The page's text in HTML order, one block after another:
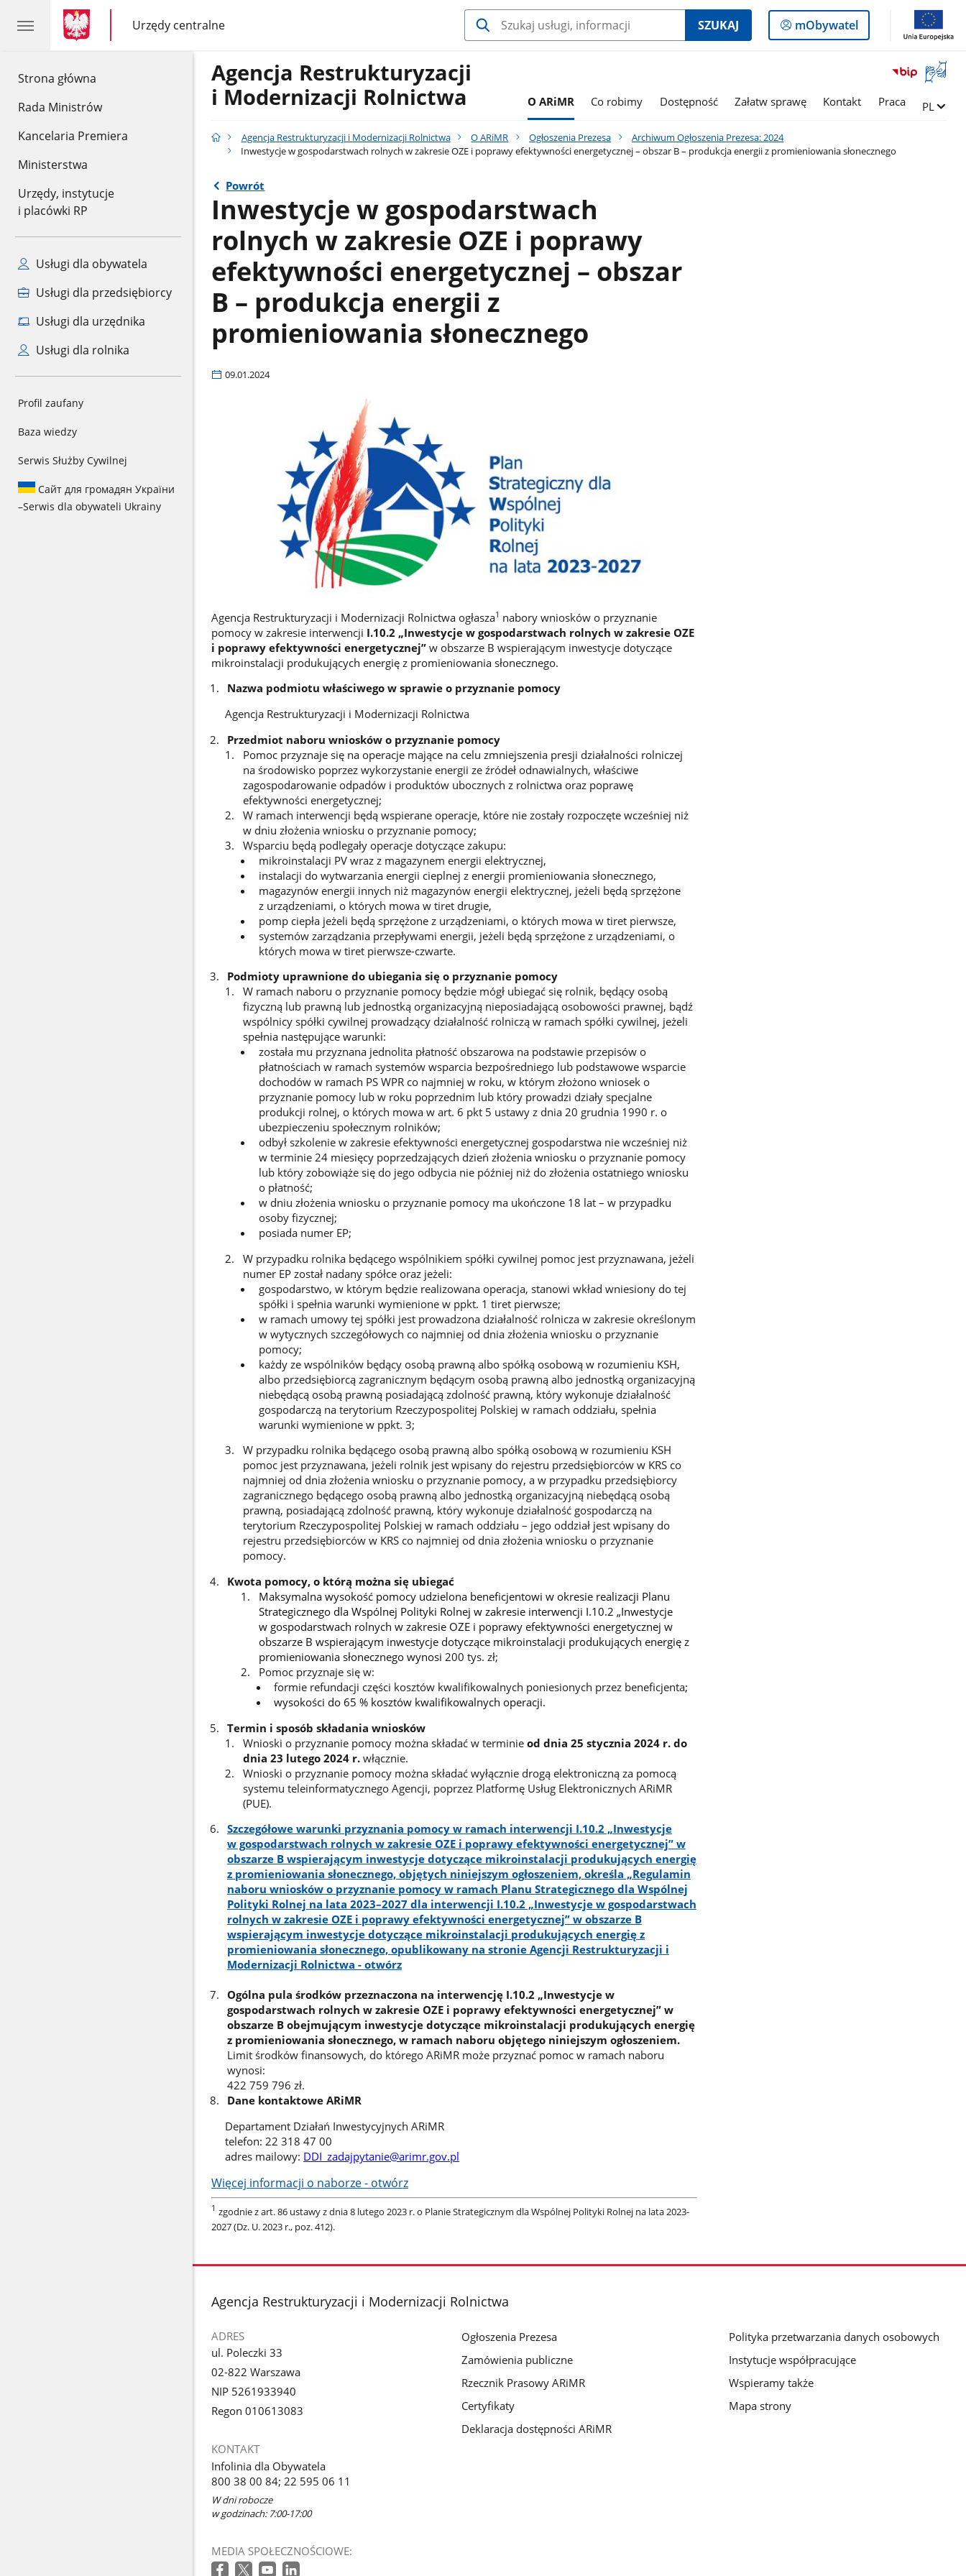
Strona główna
Rada Ministrów
Kancelaria Premiera
Ministerstwa
Urzędy, instytucje
i placówki RP
Usługi dla obywatela
Usługi dla przedsiębiorcy
Usługi dla urzędnika
Usługi dla rolnika
Profil zaufany
Baza wiedzy
Serwis Służby Cywilnej
Сайт для громадян України
–Serwis dla obywateli Ukrainy
gov.pl
gov.pl
Urzędy centralne
gov.pl
Urzędy
centralne
SZUKAJ
Logowanie
do
mObywatel
Otwórz
okno
Agencja Restrukturyzacji
i Modernizacji Rolnictwa
O ARiMR Co robimy Dostępność Załatw sprawę Kontakt Praca Zmień
PL
Agencja Restrukturyzacji i Modernizacji Rolnictwa O ARiMR Ogłoszenia Prezesa
Archiwum Ogłoszenia Prezesa: 2024
Inwestycje w gospodarstwach rolnych w zakresie OZE i poprawy efektywności energetycznej – obszar B – produkcja energii z promieniowania słonecznego
Powrót
Inwestycje w gospodarstwach
rolnych w zakresie OZE i poprawy
efektywności energetycznej – obszar
B – produkcja energii z
promieniowania słonecznego
09.01.2024
Agencja Restrukturyzacji i Modernizacji Rolnictwa ogłasza1 nabory wniosków o przyznanie
pomocy w zakresie interwencji I.10.2 „Inwestycje w gospodarstwach rolnych w zakresie OZE
i poprawy efektywności energetycznej” w obszarze B wspierającym inwestycje dotyczące
mikroinstalacji produkujących energię z promieniowania słonecznego.
Nazwa podmiotu właściwego w sprawie o przyznanie pomocy
Agencja Restrukturyzacji i Modernizacji Rolnictwa
Przedmiot naboru wniosków o przyznanie pomocy
Pomoc przyznaje się na operacje mające na celu zmniejszenia presji działalności rolniczej
na środowisko poprzez wykorzystanie energii ze źródeł odnawialnych, właściwe
zagospodarowanie odpadów i produktów ubocznych z rolnictwa oraz poprawę
efektywności energetycznej;
W ramach interwencji będą wspierane operacje, które nie zostały rozpoczęte wcześniej niż
w dniu złożenia wniosku o przyznanie pomocy;
Wsparciu będą podlegały operacje dotyczące zakupu:
mikroinstalacji PV wraz z magazynem energii elektrycznej,
instalacji do wytwarzania energii cieplnej z energii promieniowania słonecznego,
magazynów energii innych niż magazynów energii elektrycznej, jeżeli będą sprzężone
z urządzeniami, o których mowa w tiret drugie,
pomp ciepła jeżeli będą sprzężone z urządzeniami, o których mowa w tiret pierwsze,
systemów zarządzania przepływami energii, jeżeli będą sprzężone z urządzeniami, o
których mowa w tiret pierwsze-czwarte.
Podmioty uprawnione do ubiegania się o przyznanie pomocy
W ramach naboru o przyznanie pomocy będzie mógł ubiegać się rolnik, będący osobą
fizyczną lub prawną lub jednostką organizacyjną nieposiadającą osobowości prawnej, bądź
wspólnicy spółki cywilnej prowadzący działalność rolniczą w ramach spółki cywilnej, jeżeli
spełnia następujące warunki:
została mu przyznana jednolita płatność obszarowa na podstawie przepisów o
płatnościach w ramach systemów wsparcia bezpośredniego lub podstawowe wsparcie
dochodów w ramach PS WPR co najmniej w roku, w którym złożono wniosek o
przyznanie pomocy lub w roku poprzednim lub który prowadzi działy specjalne
produkcji rolnej, o których mowa w art. 6 pkt 5 ustawy z dnia 20 grudnia 1990 r. o
ubezpieczeniu społecznym rolników;
odbył szkolenie w zakresie efektywności energetycznej gospodarstwa nie wcześniej niż
w terminie 24 miesięcy poprzedzających dzień złożenia wniosku o przyznanie pomocy
lub który zobowiąże się do jego odbycia nie później niż do złożenia ostatniego wniosku
o płatność;
w dniu złożenia wniosku o przyznanie pomocy ma ukończone 18 lat – w przypadku
osoby fizycznej;
posiada numer EP;
W przypadku rolnika będącego wspólnikiem spółki cywilnej pomoc jest przyznawana, jeżeli
numer EP został nadany spółce oraz jeżeli:
gospodarstwo, w którym będzie realizowana operacja, stanowi wkład wniesiony do tej
spółki i spełnia warunki wymienione w ppkt. 1 tiret pierwsze;
w ramach umowy tej spółki jest prowadzona działalność rolnicza w zakresie określonym
w wytycznych szczegółowych co najmniej od dnia złożenia wniosku o przyznanie
pomocy;
każdy ze wspólników będący osobą prawną albo spółką osobową w rozumieniu KSH,
albo przedsiębiorcą zagranicznym będącym osobą prawną albo jednostką organizacyjną
niebędącą osobą prawną posiadającą zdolność prawną, który wykonuje działalność
gospodarczą na terytorium Rzeczypospolitej Polskiej w ramach oddziału, spełnia
warunki wymienione w ppkt. 3;
W przypadku rolnika będącego osobą prawną albo spółką osobową w rozumieniu KSH
pomoc jest przyznawana, jeżeli rolnik jest wpisany do rejestru przedsiębiorców w KRS co
najmniej od dnia złożenia wniosku o przyznanie pomocy, a w przypadku przedsiębiorcy
zagranicznego będącego osobą prawną albo jednostką organizacyjną niebędącą osobą
prawną, posiadającą zdolność prawną, który wykonuje działalność gospodarczą na
terytorium Rzeczypospolitej Polskiej w ramach oddziału – jego oddział jest wpisany do
rejestru przedsiębiorców w KRS co najmniej od dnia złożenia wniosku o przyznanie
pomocy.
Kwota pomocy, o którą można się ubiegać
Maksymalna wysokość pomocy udzielona beneficjentowi w okresie realizacji Planu
Strategicznego dla Wspólnej Polityki Rolnej w zakresie interwencji I.10.2 „Inwestycje
w gospodarstwach rolnych w zakresie OZE i poprawy efektywności energetycznej w
obszarze B wspierającym inwestycje dotyczące mikroinstalacji produkujących energię z
promieniowania słonecznego wynosi 200 tys. zł;
Pomoc przyznaje się w:
formie refundacji części kosztów kwalifikowalnych poniesionych przez beneficjenta;
wysokości do 65 % kosztów kwalifikowalnych operacji.
Termin i sposób składania wniosków
Wnioski o przyznanie pomocy można składać w terminie od dnia 25 stycznia 2024 r. do
dnia 23 lutego 2024 r. włącznie.
Wnioski o przyznanie pomocy można składać wyłącznie drogą elektroniczną za pomocą
systemu teleinformatycznego Agencji, poprzez Platformę Usług Elektronicznych ARiMR
(PUE).
Szczegółowe warunki przyznania pomocy w ramach interwencji I.10.2 „Inwestycje
w gospodarstwach rolnych w zakresie OZE i poprawy efektywności energetycznej” w
obszarze B wspierającym inwestycje dotyczące mikroinstalacji produkujących energię
z promieniowania słonecznego,objętych niniejszym ogłoszeniem, określa „Regulamin
naboru wniosków o przyznanie pomocy w ramach Planu Strategicznego dla Wspólnej
Polityki Rolnej na lata 2023–2027 dla interwencji I.10.2 „Inwestycje w gospodarstwach
rolnych w zakresie OZE i poprawy efektywności energetycznej” w obszarze B
wspierającym inwestycje dotyczące mikroinstalacji produkujących energię z
promieniowania słonecznego, opublikowany na stronie Agencji Restrukturyzacji i
Modernizacji Rolnictwa - otwórz
Ogólna pula środków przeznaczona na interwencję I.10.2 „Inwestycje w
gospodarstwach rolnych w zakresie OZE i poprawy efektywności energetycznej” w
obszarze B obejmującym inwestycje dotyczące mikroinstalacji produkujących energię
z promieniowania słonecznego, w ramach naboru objętego niniejszym ogłoszeniem.
Limit środków finansowych, do którego ARiMR może przyznać pomoc w ramach naboru
wynosi:
422 759 796 zł.
Dane kontaktowe ARiMR
Departament Działań Inwestycyjnych ARiMR
telefon: 22 318 47 00
adres mailowy: DDI_zadajpytanie@arimr.gov.pl
Więcej informacji o naborze - otwórz
1 zgodnie z art. 86 ustawy z dnia 8 lutego 2023 r. o Planie Strategicznym dla Wspólnej Polityki Rolnej na lata 2023-
2027 (Dz. U. 2023 r., poz. 412).
stopka
Agencja Restrukturyzacji i Modernizacji Rolnictwa
ADRES
ul. Poleczki 33
02-822 Warszawa
NIP 5261933940
Regon 010613083
KONTAKT
Infolinia dla Obywatela
800 38 00 84; 22 595 06 11
W dni robocze
w godzinach: 7:00-17:00
MEDIA SPOŁECZNOŚCIOWE:
Ogłoszenia Prezesa
Zamówienia publiczne
Rzecznik Prasowy ARiMR
Certyfikaty
Deklaracja dostępności ARiMR
Polityka przetwarzania danych osobowych
Instytucje współpracujące
Wspieramy także
Mapa strony